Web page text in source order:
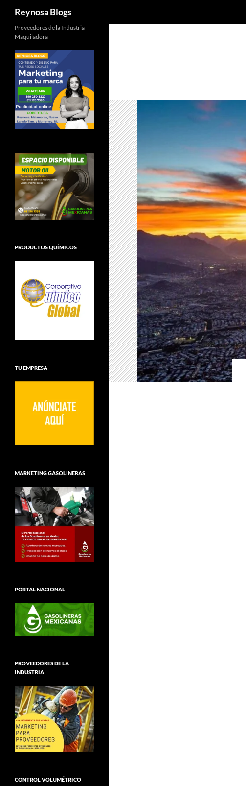
Reynosa Blogs
Proveedores de la Industria
Maquiladora
PRODUCTOS QUÍMICOS
TU EMPRESA
MARKETING GASOLINERAS
PORTAL NACIONAL
PROVEEDORES DE LA
INDUSTRIA
CONTROL VOLUMÉTRICO